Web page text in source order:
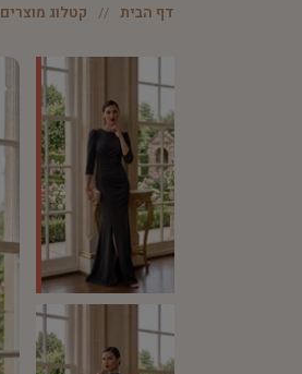
דף הבית קטלוג מוצרים